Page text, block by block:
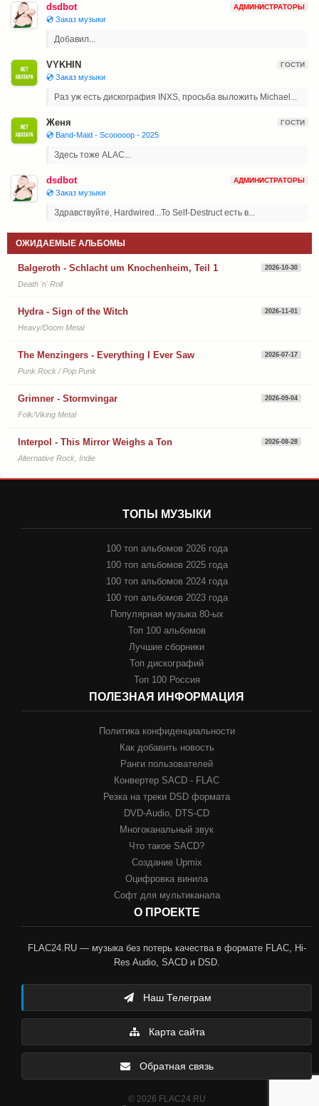
dsdbot АДМИНИСТРАТОРЫ
💿 Заказ музыки
Добавил...
VYKHIN ГОСТИ
💿 Заказ музыки
Раз уж есть дискография INXS, просьба выложить Michael...
Женя ГОСТИ
💿 Band-Maid - Scooooop - 2025
Здесь тоже ALAC...
dsdbot АДМИНИСТРАТОРЫ
💿 Заказ музыки
Здравствуйте, Hardwired...To Self-Destruct есть в...
ОЖИДАЕМЫЕ АЛЬБОМЫ
Balgeroth - Schlacht um Knochenheim, Teil 1 2026-10-30
Death 'n' Roll
Hydra - Sign of the Witch 2026-11-01
Heavy/Doom Metal
The Menzingers - Everything I Ever Saw 2026-07-17
Punk Rock / Pop Punk
Grimner - Stormvingar 2026-09-04
Folk/Viking Metal
Interpol - This Mirror Weighs a Ton 2026-08-28
Alternative Rock, Indie
ТОПЫ МУЗЫКИ
100 топ альбомов 2026 года
100 топ альбомов 2025 года
100 топ альбомов 2024 года
100 топ альбомов 2023 года
Популярная музыка 80-ых
Топ 100 альбомов
Лучшие сборники
Топ дискографий
Топ 100 Россия
ПОЛЕЗНАЯ ИНФОРМАЦИЯ
Политика конфиденциальности
Как добавить новость
Ранги пользователей
Конвертер SACD - FLAC
Резка на треки DSD формата
DVD-Audio, DTS-CD
Многоканальный звук
Что такое SACD?
Создание Upmix
Оцифровка винила
Софт для мультиканала
О ПРОЕКТЕ
FLAC24.RU — музыка без потерь качества в формате FLAC, Hi-
Res Audio, SACD и DSD.
Наш Телеграм
Карта сайта
Обратная связь
© 2026 FLAC24.RU